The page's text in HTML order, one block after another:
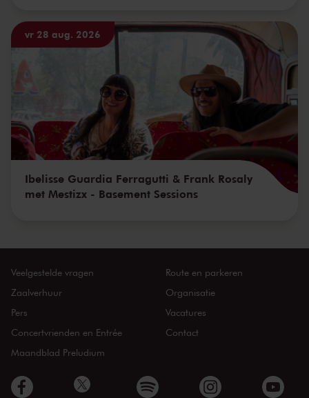
vr 28 aug. 2026
Ibelisse Guardia Ferragutti & Frank Rosaly
met Mestizx - Basement Sessions
Veelgestelde vragen
Zaalverhuur
Pers
Concertvrienden en Entrée
Maandblad Preludium
Route en parkeren
Organisatie
Vacatures
Contact